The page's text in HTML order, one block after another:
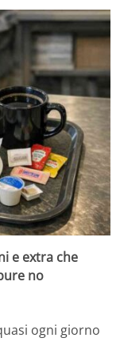
e extra che
no
ogni giorno